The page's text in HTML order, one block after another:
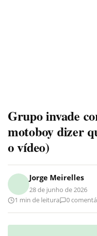
Grupo invade
motoboy dizer
o vídeo)
Jorge Meirelles
28 de junho de 2026
1 min de leitura
0